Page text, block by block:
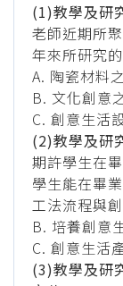
(1)教學及研
老師近期所
年來所研究
A. 陶瓷材料
B. 文化創意
C. 創意生活
(2)教學及研
期許學生在
學生能在畢
工法流程與
B. 培養創意
C. 創意生活
(3)教學及研